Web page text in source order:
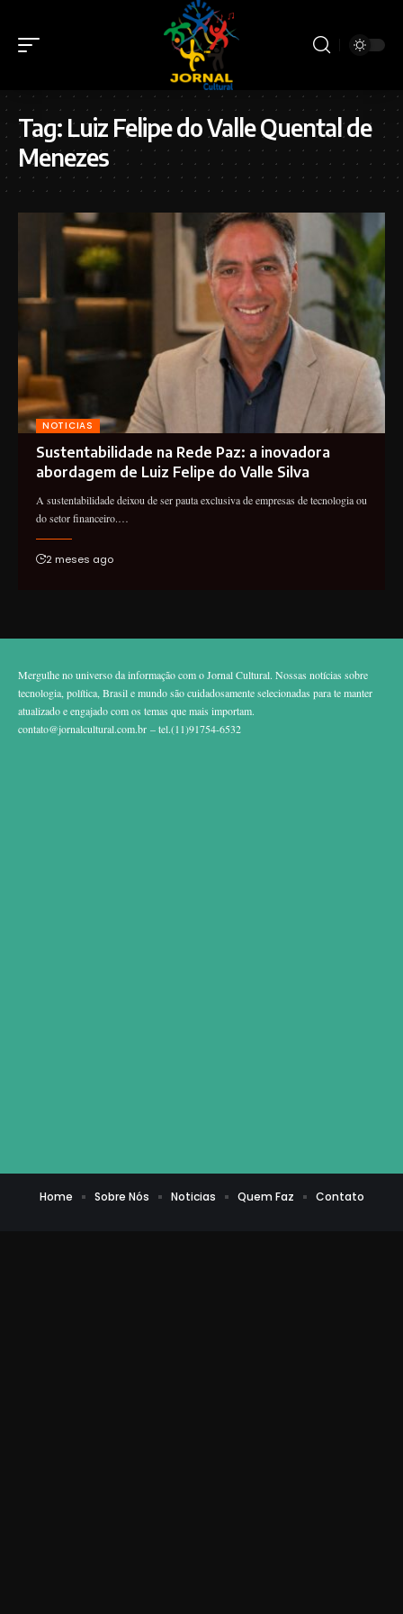
Tag: Luiz Felipe do Valle Quental de
Menezes
NOTICIAS
Sustentabilidade na Rede Paz: a inovadora
abordagem de Luiz Felipe do Valle Silva
A sustentabilidade deixou de ser pauta exclusiva de empresas de tecnologia ou
do setor financeiro.…
2 meses ago
Mergulhe no universo da informação com o Jornal Cultural. Nossas notícias sobre
tecnologia, política, Brasil e mundo são cuidadosamente selecionadas para te manter
atualizado e engajado com os temas que mais importam.
contato@jornalcultural.com.br – tel.(11)91754-6532
Home Sobre Nós Noticias Quem Faz Contato